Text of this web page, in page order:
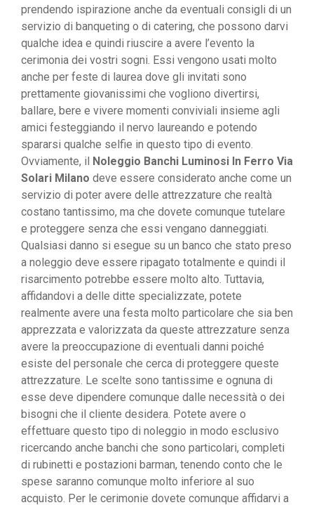
prendendo ispirazione anche da eventuali consigli di un
servizio di banqueting o di catering, che possono darvi
qualche idea e quindi riuscire a avere l’evento la
cerimonia dei vostri sogni. Essi vengono usati molto
anche per feste di laurea dove gli invitati sono
prettamente giovanissimi che vogliono divertirsi,
ballare, bere e vivere momenti conviviali insieme agli
amici festeggiando il nervo laureando e potendo
spararsi qualche selfie in questo tipo di evento.
Ovviamente, il Noleggio Banchi Luminosi In Ferro Via
Solari Milano deve essere considerato anche come un
servizio di poter avere delle attrezzature che realtà
costano tantissimo, ma che dovete comunque tutelare
e proteggere senza che essi vengano danneggiati.
Qualsiasi danno si esegue su un banco che stato preso
a noleggio deve essere ripagato totalmente e quindi il
risarcimento potrebbe essere molto alto. Tuttavia,
affidandovi a delle ditte specializzate, potete
realmente avere una festa molto particolare che sia ben
apprezzata e valorizzata da queste attrezzature senza
avere la preoccupazione di eventuali danni poiché
esiste del personale che cerca di proteggere queste
attrezzature. Le scelte sono tantissime e ognuna di
esse deve dipendere comunque dalle necessità o dei
bisogni che il cliente desidera. Potete avere o
effettuare questo tipo di noleggio in modo esclusivo
ricercando anche banchi che sono particolari, completi
di rubinetti e postazioni barman, tenendo conto che le
spese saranno comunque molto inferiore al suo
acquisto. Per le cerimonie dovete comunque affidarvi a